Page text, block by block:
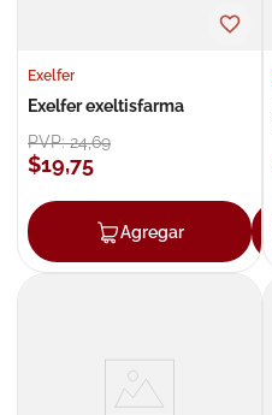
Exelfer
Exelfer exeltisfarma
PVP:24,69
$19,75
Agregar